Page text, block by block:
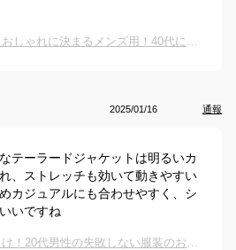
お花見コーデ｜春っぽくおしゃれに決まるメンズ用！40代におすすめの服装は？
2025/01/16 通報
テーラードジャケットは明るいカ
、ストレッチも効いて動きやすい
カジュアルにも合わせやすく、シ
いですね
お花見コーデ｜メンズ向け！20代男性の失敗しない服装のおすすめは？